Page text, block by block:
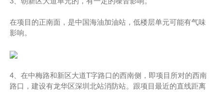
在项目的正南面，是中国海油加油站，低楼层单元可能有气味
影响。
4、在中梅路和新区大道T字路口的西南侧，即项目所对的西南
路口，建设有龙华区深圳北站消防站。跟项目最近的直线距离